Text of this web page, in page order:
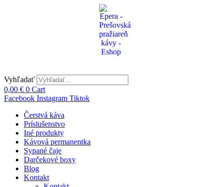
Vyhľadať
0,00 € 0 Cart
Facebook Instagram Tiktok
Čerstvá káva
Príslušenstvo
Iné produkty
Kávová permanentka
Sypané čaje
Darčekové boxy
Blog
Kontakt